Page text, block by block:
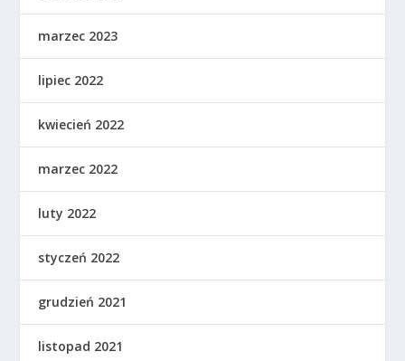
marzec 2023
lipiec 2022
kwiecień 2022
marzec 2022
luty 2022
styczeń 2022
grudzień 2021
listopad 2021